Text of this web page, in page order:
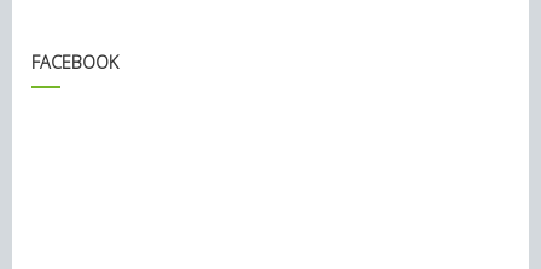
FACEBOOK